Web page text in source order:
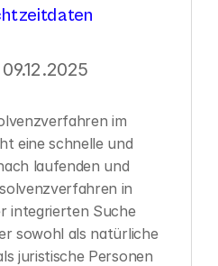
im
eine schnelle und
laufenden und
in
integrierten Suche
sowohl als natürliche
juristische Personen